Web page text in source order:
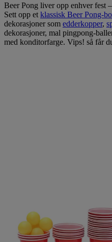
Beer Pong liver opp enhver fest
Sett opp et klassisk Beer Pong-
dekorasjoner som edderkopper,
dekorasjoner, mal pingpong-
med konditorfarge. Vips! så får